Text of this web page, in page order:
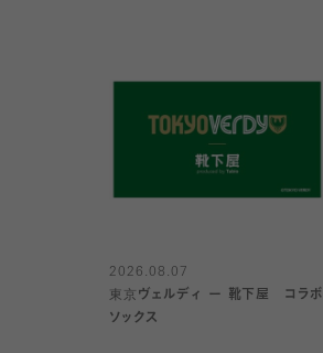
2026.08.07
東京ヴェルディ ー 靴下屋 コラボ
ソックス